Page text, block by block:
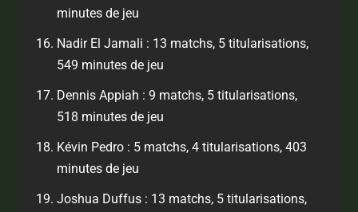
minutes de jeu
Nadir El Jamali : 13 matchs, 5 titularisations,
549 minutes de jeu
Dennis Appiah : 9 matchs, 5 titularisations,
518 minutes de jeu
Kévin Pedro : 5 matchs, 4 titularisations, 403
minutes de jeu
Joshua Duffus : 13 matchs, 5 titularisations,